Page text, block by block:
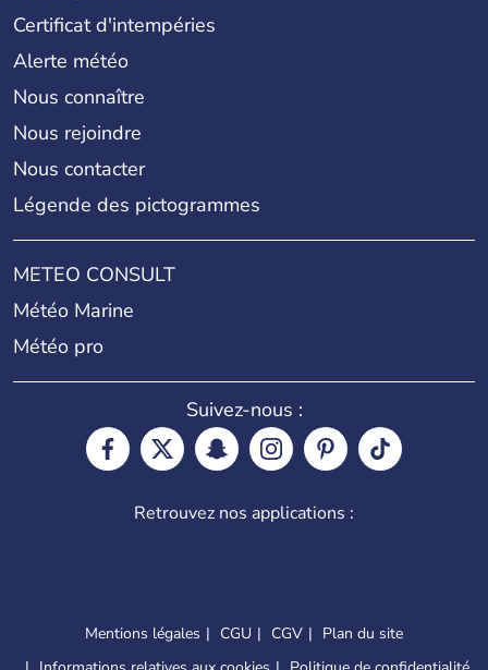
Certificat d'intempéries
Alerte météo
Nous connaître
Nous rejoindre
Nous contacter
Légende des pictogrammes
METEO CONSULT
Météo Marine
Météo pro
Suivez-nous :
Retrouvez nos applications :
Mentions légales CGU CGV
Plan du site